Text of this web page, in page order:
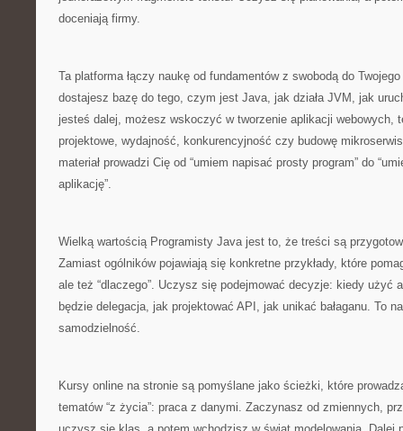
doceniają firmy.
Ta platforma łączy naukę od fundamentów z swobodą do
dostajesz bazę do tego, czym jest Java, jak działa JVM, jak
jesteś dalej, możesz wskoczyć w tworzenie aplikacji webowych,
projektowe, wydajność, konkurencyjność czy budowę
materiał prowadzi Cię od “umiem napisać prosty program” do
aplikację”.
Wielką wartością Programisty Java jest to, że treści są
Zamiast ogólników pojawiają się konkretne przykłady, które
ale też “dlaczego”. Uczysz się podejmować decyzje: kiedy użyć
będzie delegacja, jak projektować API, jak unikać bałaganu. To
samodzielność.
Kursy online na stronie są pomyślane jako ścieżki, które
tematów “z życia”: praca z danymi. Zaczynasz od zmiennych,